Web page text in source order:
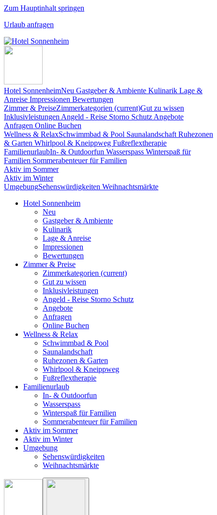
Zum Hauptinhalt springen
Urlaub anfragen
Hotel SonnenheimNeu Gastgeber & Ambiente Kulinarik Lage &
Anreise Impressionen Bewertungen
Zimmer & PreiseZimmerkategorien (current)Gut zu wissen
Inklusivleistungen Angeld - Reise Storno Schutz Angebote
Anfragen Online Buchen
Wellness & RelaxSchwimmbad & Pool Saunalandschaft Ruhezonen
& Garten Whirlpool & Kneippweg Fußreflextherapie
FamilienurlaubIn- & Outdoorfun Wasserspass Winterspaß für
Familien Sommerabenteuer für Familien
Aktiv im Sommer
Aktiv im Winter
UmgebungSehenswürdigkeiten Weihnachtsmärkte
Hotel Sonnenheim
Neu
Gastgeber & Ambiente
Kulinarik
Lage & Anreise
Impressionen
Bewertungen
Zimmer & Preise
Zimmerkategorien (current)
Gut zu wissen
Inklusivleistungen
Angeld - Reise Storno Schutz
Angebote
Anfragen
Online Buchen
Wellness & Relax
Schwimmbad & Pool
Saunalandschaft
Ruhezonen & Garten
Whirlpool & Kneippweg
Fußreflextherapie
Familienurlaub
In- & Outdoorfun
Wasserspass
Winterspaß für Familien
Sommerabenteuer für Familien
Aktiv im Sommer
Aktiv im Winter
Umgebung
Sehenswürdigkeiten
Weihnachtsmärkte